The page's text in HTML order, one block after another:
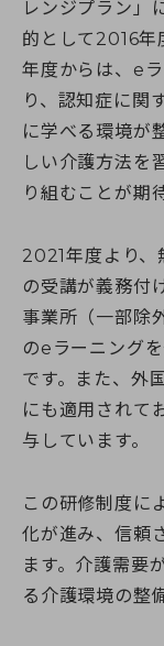
レンジプラン」
的として2016年
年度からは、e
り、認知症に関
に学べる環境が
しい介護方法を
り組むことが期
2021年度より、
の受講が義務付
事業所（一部除
のeラーニング
です。また、外
にも適用されて
与しています。
この研修制度に
化が進み、信頼
ます。介護需要
る介護環境の整